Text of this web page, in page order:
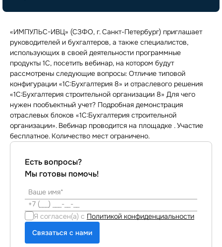
«ИМПУЛЬС-ИВЦ» (СЗФО, г. Санкт-Петербург) приглашает
руководителей и бухгалтеров, а также специалистов,
использующих в своей деятельности программные
продукты 1С, посетить вебинар, на котором будут
рассмотрены следующие вопросы: Отличие типовой
конфигурации «1С:Бухгалтерия 8» и отраслевого решения
«1С:Бухгалтерия строительной организации 8» Для чего
нужен пообъектный учет? Подробная демонстрация
отраслевых блоков «1С:Бухгалтерия строительной
организации». Вебинар проводится на площадке . Участие
бесплатное. Количество мест ограничено.
Есть вопросы?
Мы готовы помочь!
Я согласен(а) с Политикой конфиденциальности
Связаться с нами